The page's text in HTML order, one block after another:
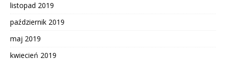
listopad 2019
październik 2019
maj 2019
kwiecień 2019